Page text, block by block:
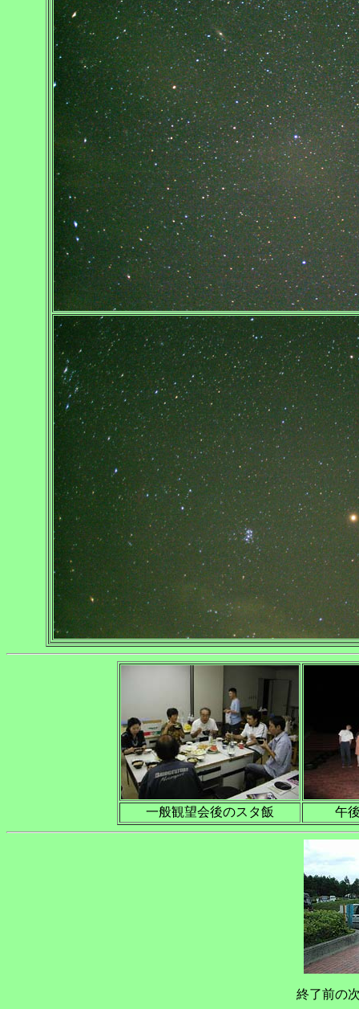
一般観望会後のスタ飯 午
終了前の